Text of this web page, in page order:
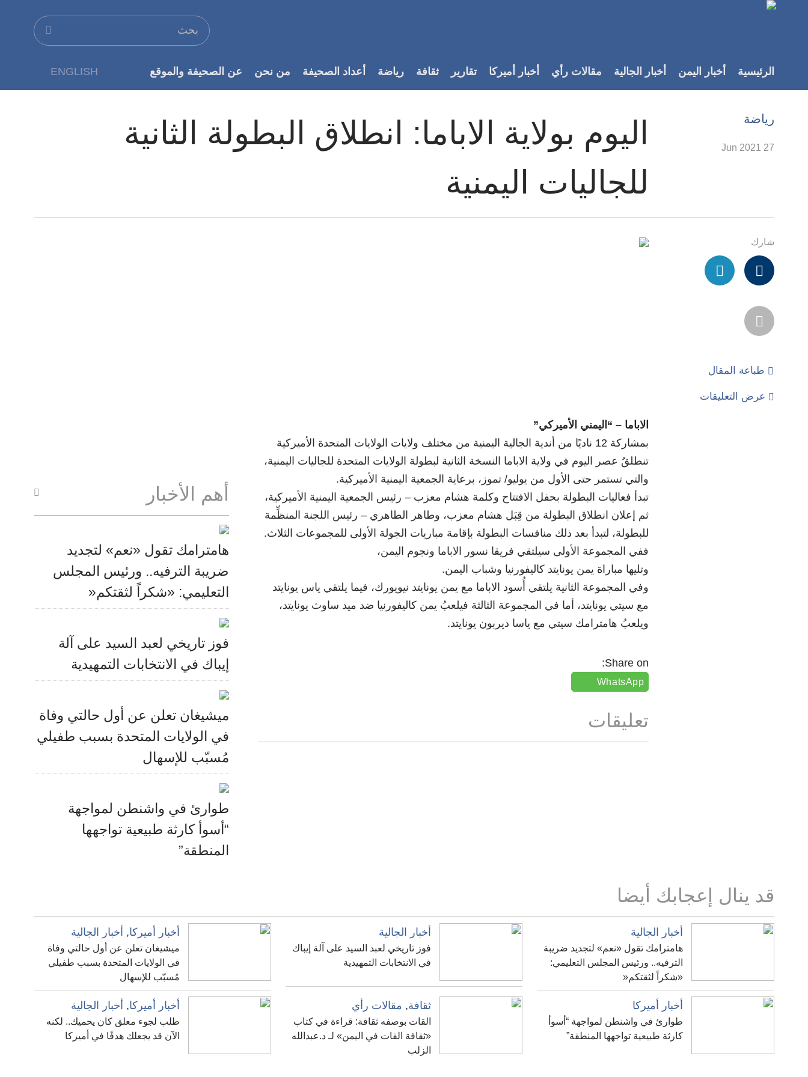
Accessibility
الرئيسي
الأقسام
ENGLISH الرئيسية أخبار اليمن أخبار الجالية مقالات رأي أخبار أميركا تقارير ثقافة رياضة أعداد الصحيفة من نحن عن الصحيفة والموقع
رياضة
اليوم بولاية الاباما: انطلاق البطولة الثانية
للجاليات اليمنية
27 Jun 2021
شارك
طباعة المقال
عرض التعليقات
الاباما – “اليمني الأميركي”
بمشاركة 12 ناديًا من أندية الجالية اليمنية من مختلف ولايات الولايات المتحدة الأميركية
تنطلقُ عصر اليوم في ولاية الاباما النسخة الثانية لبطولة الولايات المتحدة للجاليات اليمنية،
والتي تستمر حتى الأول من يوليو/ تموز، برعاية الجمعية اليمنية الأميركية.
تبدأ فعاليات البطولة بحفل الافتتاح وكلمة هشام معزب – رئيس الجمعية اليمنية الأميركية،
ثم إعلان انطلاق البطولة من قِبَل هشام معزب، وطاهر الطاهري – رئيس اللجنة المنظِّمة
للبطولة، لتبدأ بعد ذلك منافسات البطولة بإقامة مباريات الجولة الأولى للمجموعات الثلاث.
ففي المجموعة الأولى سيلتقي فريقا نسور الاباما ونجوم اليمن،
وتليها مباراة يمن يونايتد كاليفورنيا وشباب اليمن.
وفي المجموعة الثانية يلتقي أُسود الاباما مع يمن يونايتد نيويورك، فيما يلتقي ياس يونايتد
مع سيتي يونايتد، أما في المجموعة الثالثة فيلعبُ يمن كاليفورنيا ضد ميد ساوث يونايتد،
ويلعبُ هامترامك سيتي مع ياسا ديربون يونايتد.
Share on:
WhatsApp
تعليقات
أهم الأخبار
هامترامك تقول «نعم» لتجديد
ضريبة الترفيه.. ورئيس المجلس
التعليمي: «شكراً لثقتكم«
فوز تاريخي لعبد السيد على آلة
إيباك في الانتخابات التمهيدية
ميشيغان تعلن عن أول حالتي وفاة
في الولايات المتحدة بسبب طفيلي
مُسبّب للإسهال
طوارئ في واشنطن لمواجهة
“أسوأ كارثة طبيعية تواجهها
المنطقة”
قد ينال إعجابك أيضا
أخبار الجالية
هامترامك تقول «نعم» لتجديد ضريبة
الترفيه.. ورئيس المجلس التعليمي:
«شكراً لثقتكم«
أخبار الجالية
فوز تاريخي لعبد السيد على آلة إيباك
في الانتخابات التمهيدية
أخبار أميركا, أخبار الجالية
ميشيغان تعلن عن أول حالتي وفاة
في الولايات المتحدة بسبب طفيلي
مُسبّب للإسهال
أخبار أميركا
طوارئ في واشنطن لمواجهة “أسوأ
كارثة طبيعية تواجهها المنطقة”
ثقافة, مقالات رأي
القات بوصفه ثقافة: قراءة في كتاب
«ثقافة القات في اليمن» لـ د.عبدالله
الزلب
أخبار أميركا, أخبار الجالية
طلب لجوء معلق كان يحميك.. لكنه
الآن قد يجعلك هدفًا في أميركا